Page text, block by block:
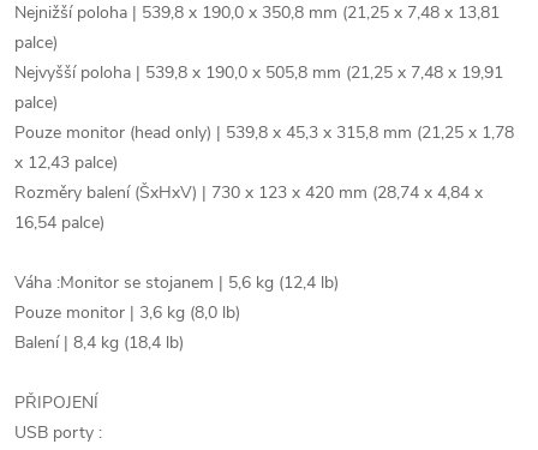
Nejnižší poloha | 539,8 x 190,0 x 350,8 mm (21,25 x 7,48 x 13,81
palce)
Nejvyšší poloha | 539,8 x 190,0 x 505,8 mm (21,25 x 7,48 x 19,91
palce)
Pouze monitor (head only) | 539,8 x 45,3 x 315,8 mm (21,25 x 1,78
x 12,43 palce)
Rozměry balení (ŠxHxV) | 730 x 123 x 420 mm (28,74 x 4,84 x
16,54 palce)
Váha :Monitor se stojanem | 5,6 kg (12,4 lb)
Pouze monitor | 3,6 kg (8,0 lb)
Balení | 8,4 kg (18,4 lb)
PŘIPOJENÍ
USB porty :